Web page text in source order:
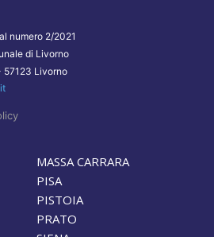
numero 2/2021
di Livorno
57123 Livorno
MASSA CARRARA
PISA
PISTOIA
PRATO